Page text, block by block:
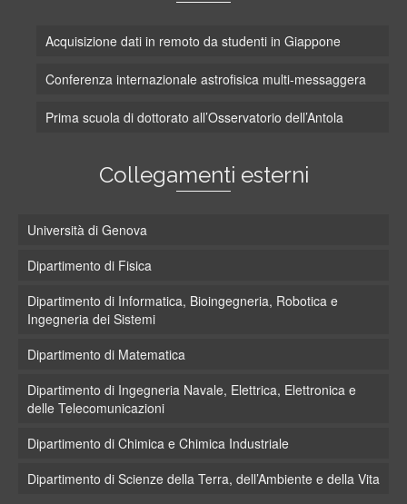
Acquisizione dati in remoto da studenti in Giappone
Conferenza internazionale astrofisica multi-messaggera
Prima scuola di dottorato all’Osservatorio dell’Antola
Collegamenti esterni
Università di Genova
Dipartimento di Fisica
Dipartimento di Informatica, Bioingegneria, Robotica e
Ingegneria dei Sistemi
Dipartimento di Matematica
Dipartimento di Ingegneria Navale, Elettrica, Elettronica e
delle Telecomunicazioni
Dipartimento di Chimica e Chimica Industriale
Dipartimento di Scienze della Terra, dell’Ambiente e della Vita